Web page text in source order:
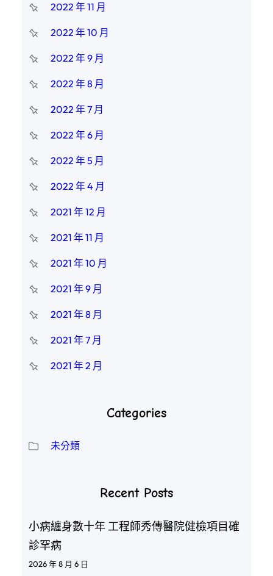
2022 年 11 月
2022 年 10 月
2022 年 9 月
2022 年 8 月
2022 年 7 月
2022 年 6 月
2022 年 5 月
2022 年 4 月
2021 年 12 月
2021 年 11 月
2021 年 10 月
2021 年 9 月
2021 年 8 月
2021 年 7 月
2021 年 2 月
Categories
未分類
Recent Posts
小病纏身數十年 工程師秀傳醫院健檢項目確
診罕病
2026 年 8 月 6 日